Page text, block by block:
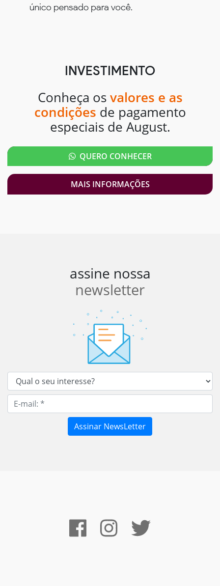
único pensado para você.
INVESTIMENTO
Conheça os valores e as
condições de pagamento
especiais de August.
QUERO CONHECER
MAIS INFORMAÇÕES
assine nossa
newsletter